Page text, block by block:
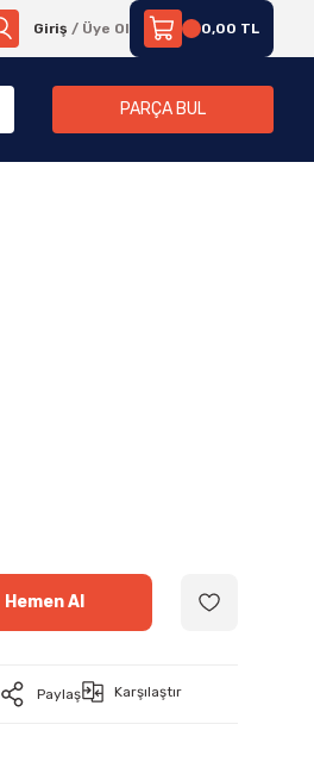
Giriş / Üye Ol 0,00 TL
PARÇA BUL
Hemen Al
Paylaş Karşılaştır